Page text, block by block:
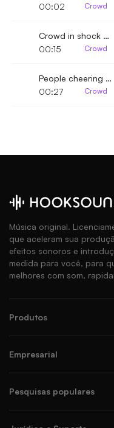
00:02
Crowd
Crowd in shock and cheering
00:15
Crowd
People cheering with music in the background
00:27
Crowd
Música original.
que aceleram sua
efeitos sonoros e
medida para você, para
melhores com som,
Produtos
Empresarial
Pesquisas populares